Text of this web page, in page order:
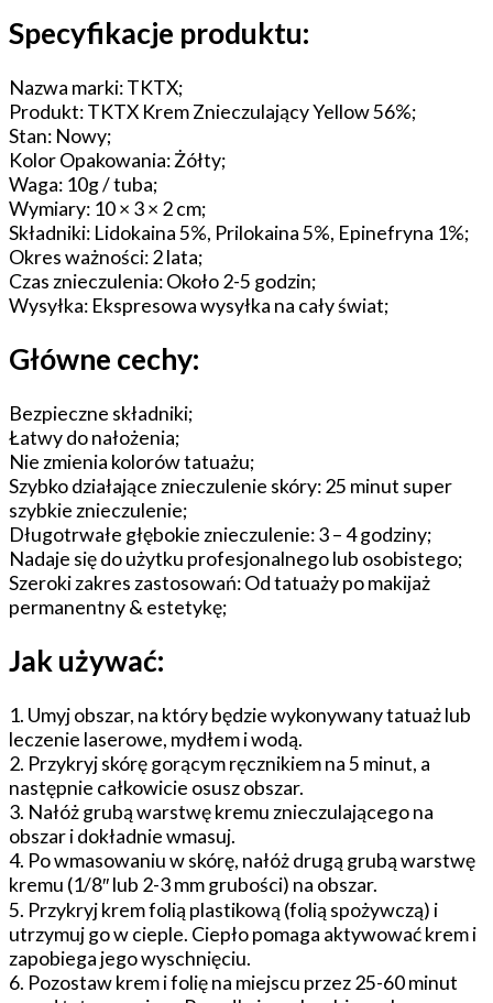
Specyfikacje produktu:
Nazwa marki: TKTX;
Produkt: TKTX Krem Znieczulający Yellow 56%;
Stan: Nowy;
Kolor Opakowania: Żółty;
Waga: 10g / tuba;
Wymiary: 10 × 3 × 2 cm;
Składniki: Lidokaina 5%, Prilokaina 5%, Epinefryna 1%;
Okres ważności: 2 lata;
Czas znieczulenia: Około 2-5 godzin;
Wysyłka: Ekspresowa wysyłka na cały świat;
Główne cechy:
Bezpieczne składniki;
Łatwy do nałożenia;
Nie zmienia kolorów tatuażu;
Szybko działające znieczulenie skóry: 25 minut super
szybkie znieczulenie;
Długotrwałe głębokie znieczulenie: 3 – 4 godziny;
Nadaje się do użytku profesjonalnego lub osobistego;
Szeroki zakres zastosowań: Od tatuaży po makijaż
permanentny & estetykę;
Jak używać:
1. Umyj obszar, na który będzie wykonywany tatuaż lub
leczenie laserowe, mydłem i wodą.
2. Przykryj skórę gorącym ręcznikiem na 5 minut, a
następnie całkowicie osusz obszar.
3. Nałóż grubą warstwę kremu znieczulającego na
obszar i dokładnie wmasuj.
4. Po wmasowaniu w skórę, nałóż drugą grubą warstwę
kremu (1/8″ lub 2-3 mm grubości) na obszar.
5. Przykryj krem folią plastikową (folią spożywczą) i
utrzymuj go w cieple. Ciepło pomaga aktywować krem i
zapobiega jego wyschnięciu.
6. Pozostaw krem i folię na miejscu przez 25-60 minut